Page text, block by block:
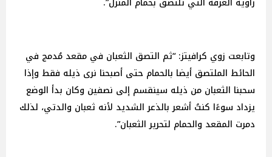
وتابعت زوي كرافيتز: “ثم التصق الثعبان في مقعد مُدمج في
الحائط الملتصق أيضا بالحمام حتى أصبحنا نرى ذيله فقط وإذا
سحبنا الثعبان من ذيله سينقسم إلى نصفين وكان بدأ الوضع
يزداد سوءًا كنتُ أشعر بالذعر الشديد لأنه ثعبان والدتي، لذلك
دمرت المقعد والحمام لتحرير الثعبان”.